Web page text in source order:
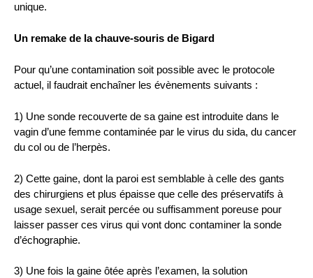
unique.
Un remake de la chauve-souris de Bigard
Pour qu’une contamination soit possible avec le protocole
actuel, il faudrait enchaîner les évènements suivants :
1) Une sonde recouverte de sa gaine est introduite dans le
vagin d’une femme contaminée par le virus du sida, du cancer
du col ou de l’herpès.
2) Cette gaine, dont la paroi est semblable à celle des gants
des chirurgiens et plus épaisse que celle des préservatifs à
usage sexuel, serait percée ou suffisamment poreuse pour
laisser passer ces virus qui vont donc contaminer la sonde
d’échographie.
3) Une fois la gaine ôtée après l’examen, la solution